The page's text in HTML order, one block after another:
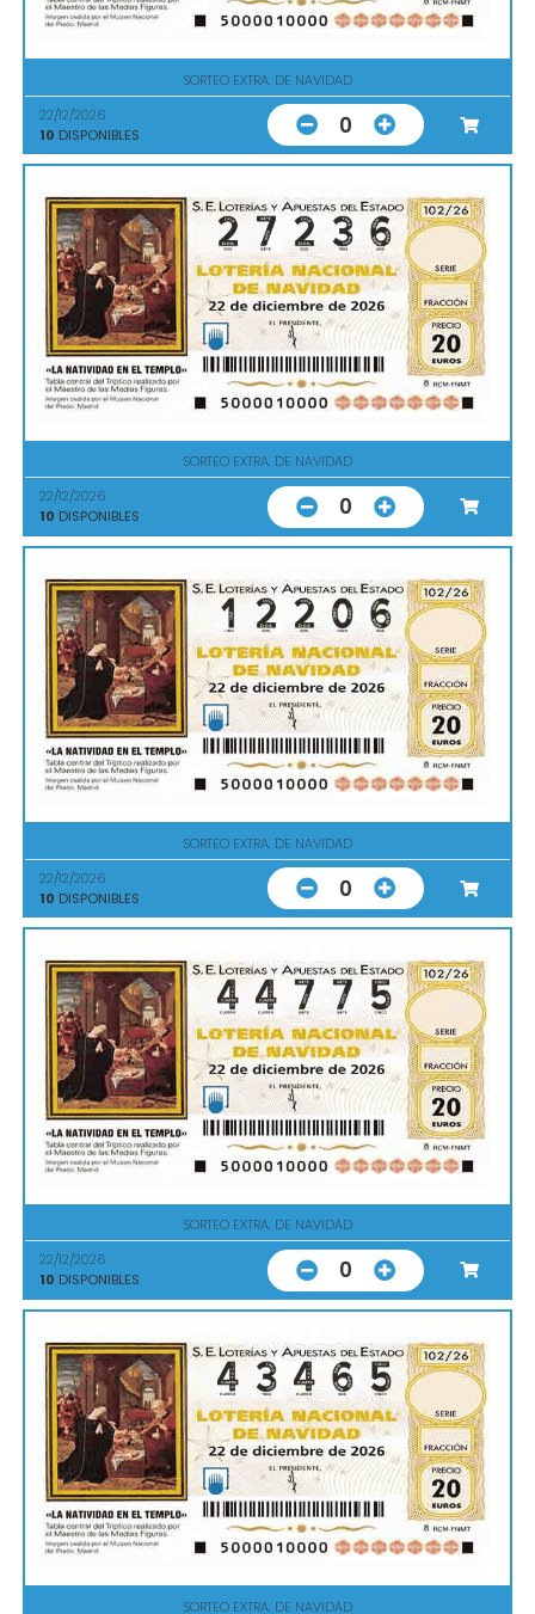
SORTEO EXTRA. DE NAVIDAD
22/12/2026
10 DISPONIBLES 0
SORTEO EXTRA. DE NAVIDAD
22/12/2026
10 DISPONIBLES 0
SORTEO EXTRA. DE NAVIDAD
22/12/2026
10 DISPONIBLES 0
SORTEO EXTRA. DE NAVIDAD
22/12/2026
10 DISPONIBLES 0
SORTEO EXTRA. DE NAVIDAD